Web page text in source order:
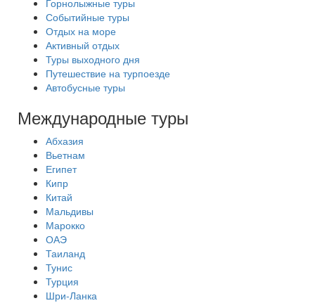
Горнолыжные туры
Событийные туры
Отдых на море
Активный отдых
Туры выходного дня
Путешествие на турпоезде
Автобусные туры
Международные туры
Абхазия
Вьетнам
Египет
Кипр
Китай
Мальдивы
Марокко
ОАЭ
Таиланд
Тунис
Турция
Шри-Ланка